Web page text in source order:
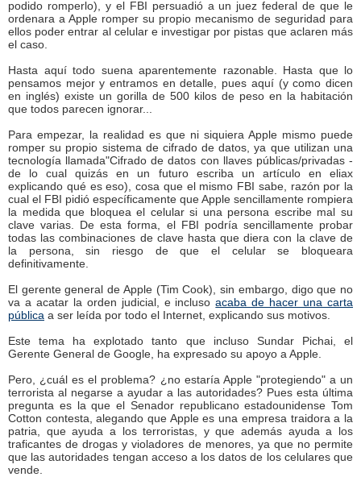
podido romperlo), y el FBI persuadió a un juez federal de que le
ordenara a Apple romper su propio mecanismo de seguridad para
ellos poder entrar al celular e investigar por pistas que aclaren más
el caso.
Hasta aquí todo suena aparentemente razonable. Hasta que lo
pensamos mejor y entramos en detalle, pues aquí (y como dicen
en inglés) existe un gorilla de 500 kilos de peso en la habitación
que todos parecen ignorar...
Para empezar, la realidad es que ni siquiera Apple mismo puede
romper su propio sistema de cifrado de datos, ya que utilizan una
tecnología llamada"Cifrado de datos con llaves públicas/privadas -
de lo cual quizás en un futuro escriba un artículo en eliax
explicando qué es eso), cosa que el mismo FBI sabe, razón por la
cual el FBI pidió específicamente que Apple sencillamente rompiera
la medida que bloquea el celular si una persona escribe mal su
clave varias. De esta forma, el FBI podría sencillamente probar
todas las combinaciones de clave hasta que diera con la clave de
la persona, sin riesgo de que el celular se bloqueara
definitivamente.
El gerente general de Apple (Tim Cook), sin embargo, digo que no
va a acatar la orden judicial, e inclusoacaba de hacer una carta
pública a ser leída por todo el Internet, explicando sus motivos.
Este tema ha explotado tanto que incluso Sundar Pichai, el
Gerente General de Google, ha expresado su apoyo a Apple.
Pero, ¿cuál es el problema? ¿no estaría Apple "protegiendo" a un
terrorista al negarse a ayudar a las autoridades? Pues esta última
pregunta es la que el Senador republicano estadounidense Tom
Cotton contesta, alegando que Apple es una empresa traidora a la
patria, que ayuda a los terroristas, y que además ayuda a los
traficantes de drogas y violadores de menores, ya que no permite
que las autoridades tengan acceso a los datos de los celulares que
vende.